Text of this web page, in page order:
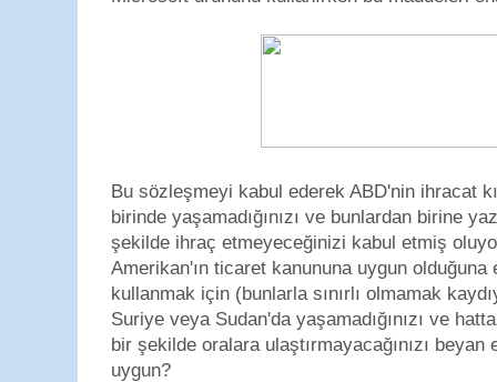
Bu sözleşmeyi kabul ederek ABD'nin ihracat
birinde yaşamadığınızı ve bunlardan birine
şekilde ihraç etmeyeceğinizi kabul etmiş
Amerikan'ın ticaret kanununa uygun olduğuna
kullanmak için (bunlarla sınırlı olmamak
Suriye veya Sudan'da yaşamadığınızı ve
bir şekilde oralara ulaştırmayacağınızı beyan
uygun?